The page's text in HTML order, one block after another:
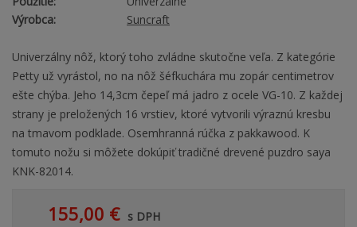
Výrobca:
Suncraft
Univerzálny nôž, ktorý toho zvládne skutočne veľa. Z kategórie
Petty už vyrástol, no na nôž šéfkuchára mu zopár centimetrov
ešte chýba. Jeho 14,3cm čepeľ má jadro z ocele VG-10. Z každej
strany je preložených 16 vrstiev, ktoré vytvorili výraznú kresbu
na tmavom podklade. Osemhranná rúčka z pakkawood. K
tomuto nožu si môžete dokúpiť tradičné drevené puzdro saya
KNK-82014.
155,00 € s DPH